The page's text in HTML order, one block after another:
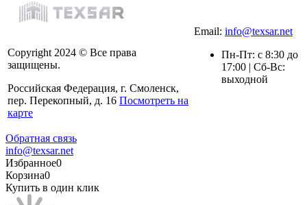
Copyright 2024 © Все права
защищены.
Российская Федерация, г. Смоленск,
пер. Перекопный, д. 16 Посмотреть на
карте
Email: info@texsar.net
Пн-Пт: с 8:30 до
17:00 | Сб-Вс:
выходной
Обратная связь
info@texsar.net
Избранное0
Корзина0
Купить в один клик